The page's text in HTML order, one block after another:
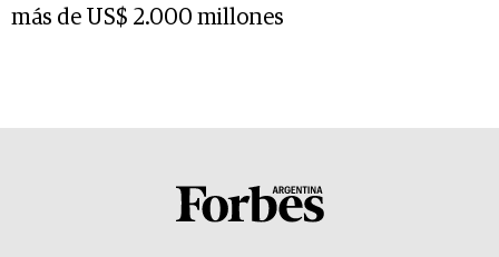
más de US$ 2.000 millones